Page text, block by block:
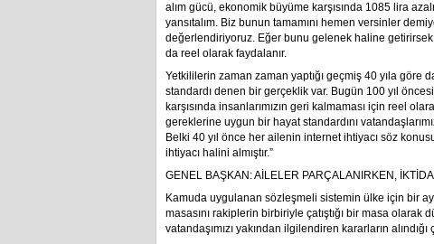
alım gücü, ekonomik büyüme karşısında 1085 lira
yansıtalım. Biz bunun tamamını hemen versinler
değerlendiriyoruz. Eğer bunu gelenek haline
da reel olarak faydalanır.
Yetkililerin zaman zaman yaptığı geçmiş 40 yıla göre
standardı denen bir gerçeklik var. Bugün 100 yıl
karşısında insanlarımızın geri kalmaması için reel
gereklerine uygun bir hayat standardını
Belki 40 yıl önce her ailenin internet ihtiyacı söz
ihtiyacı halini almıştır.”
GENEL BAŞKAN: AİLELER PARÇALANIRKEN,
Kamuda uygulanan sözleşmeli sistemin ülke için bir
masasını rakiplerin birbiriyle çatıştığı bir masa
vatandaşımızı yakından ilgilendiren kararların